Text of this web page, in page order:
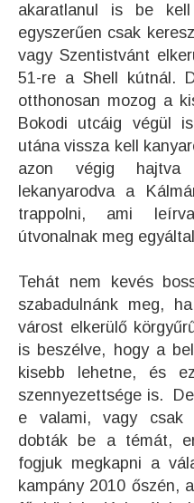
akaratlanul is be
egyszerűen csak
vagy Szentistvánt
51-re a Shell kútnál.
otthonosan mozog a
Bokodi utcáig végül
utána vissza kell
azon végig hajtva
lekanyarodva a
trappolni, ami
útvonalnak meg
Tehát nem kevés
szabadulnánk meg,
várost elkerülő
is beszélve, hogy a
kisebb lehetne, és
szennyezettsége is.
e valami, vagy csak
dobták be a témát,
fogjuk megkapni a
kampány 2010 őszén,